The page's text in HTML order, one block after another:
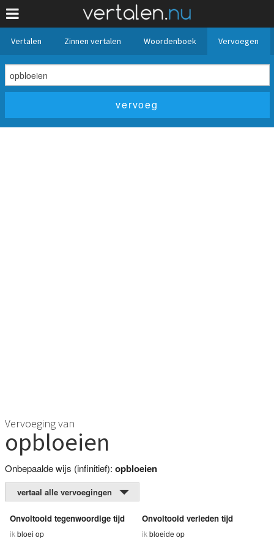
Vertalen Zinnen vertalen Woordenboek Vervoegen
Vervoeging van
opbloeien
Onbepaalde wijs (infinitief): opbloeien
vertaal alle vervoegingen
Onvoltooid tegenwoordige tijd
ik bloei op
Onvoltooid verleden tijd
ik bloeide op